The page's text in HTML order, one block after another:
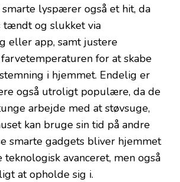
lyspærer også et hit, da
tændt og slukket via
eller app, samt justere
for at skabe
i hjemmet. Endelig er
også utroligt populære, da de
arbejde med at støvsuge,
kan bruge sin tid på andre
smarte gadgets bliver hjemmet
teknologisk avanceret, men også
at opholde sig i.